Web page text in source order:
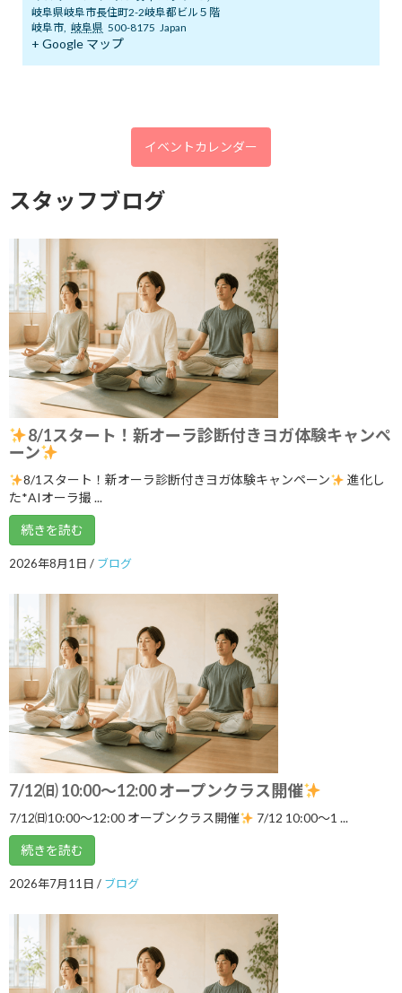
2026年1月
2025年12月
2025年7月
2025年6月
2025年5月
2025年4月
2025年3月
2025年2月
2025年1月
2024年12月
2024年10月
2024年9月
2024年8月
2024年7月
2024年6月
2024年5月
2024年4月
2024年3月
2024年2月
2024年1月
2023年12月
2023年11月
2023年10月
2023年8月
2023年7月
岐阜県岐阜市長住町2-2岐阜都ビル５階
岐阜市, 岐阜県 500-8175 Japan
+ Google マップ
イベントカレンダー
スタッフブログ
8/1スタート！新オーラ診断付きヨガ体験キャンペ
ーン
8/1スタート！新オーラ診断付きヨガ体験キャンペーン
進化し
た*AIオーラ撮 ...
続きを読む
2026年8月1日 / ブログ
7/12㈰ 10:00～12:00 オープンクラス開催
7/12㈰10:00～12:00 オープンクラス開催 7/12 10:00〜1 ...
続きを読む
2026年7月11日 / ブログ